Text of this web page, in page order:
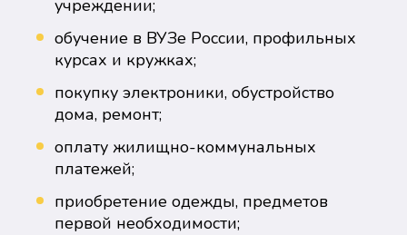
учреждении;
обучение в ВУЗе России, профильных
курсах и кружках;
покупку электроники, обустройство
дома, ремонт;
оплату жилищно-коммунальных
платежей;
приобретение одежды, предметов
первой необходимости;